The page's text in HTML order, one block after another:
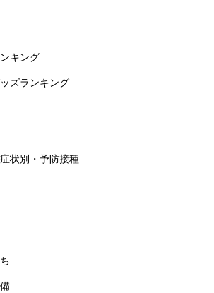
キング
ズランキング
状別・予防接種